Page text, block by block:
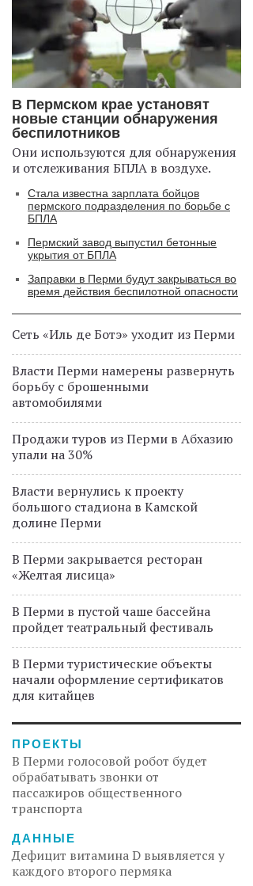
В Пермском крае установят
новые станции обнаружения
беспилотников
Они используются для обнаружения
и отслеживания БПЛА в воздухе.
Стала известна зарплата бойцов
пермского подразделения по борьбе с
БПЛА
Пермский завод выпустил бетонные
укрытия от БПЛА
Заправки в Перми будут закрываться во
время действия беспилотной опасности
Сеть «Иль де Ботэ» уходит из Перми
Власти Перми намерены развернуть
борьбу с брошенными
автомобилями
Продажи туров из Перми в Абхазию
упали на 30%
Власти вернулись к проекту
большого стадиона в Камской
долине Перми
В Перми закрывается ресторан
«Желтая лисица»
В Перми в пустой чаше бассейна
пройдет театральный фестиваль
В Перми туристические объекты
начали оформление сертификатов
для китайцев
ПРОЕКТЫ
В Перми голосовой робот будет
обрабатывать звонки от
пассажиров общественного
транспорта
ДАННЫЕ
Дефицит витамина D выявляется у
каждого второго пермяка